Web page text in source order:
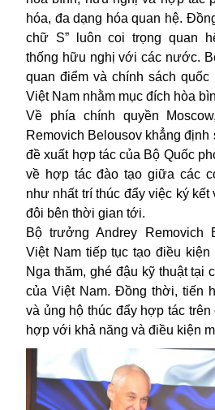
hóa, đa dạng hóa quan hệ.
chữ S” luôn coi trọng quan
thống hữu nghị với các nước.
quan điểm và chính sách quốc
Việt Nam nhằm mục đích hòa
Về phía chính quyền
Removich Belousov khẳng định
đề xuất hợp tác của Bộ Quốc
về hợp tác đào tạo giữa các
như nhất trí thúc đẩy việc ký
đôi bên thời gian tới.
Bộ trưởng Andrey Removich
Việt Nam tiếp tục tạo điều
Nga thăm, ghé đậu kỹ thuật tại
của Việt Nam. Đồng thời, tiến
và ủng hộ thúc đẩy hợp tác
hợp với khả năng và điều kiện